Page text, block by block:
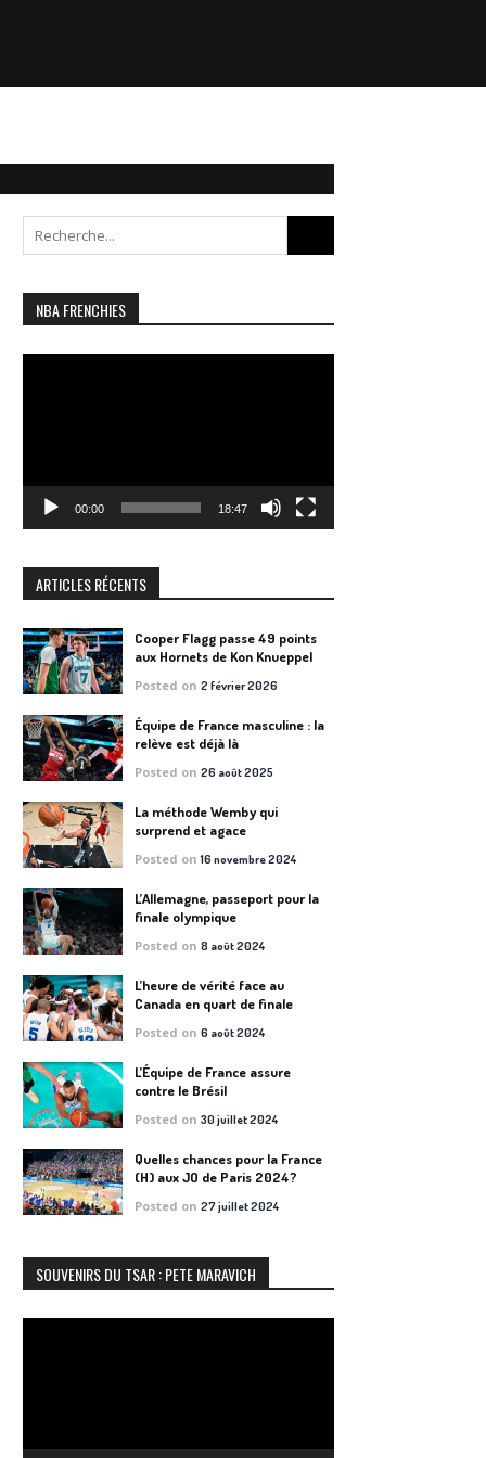
for:
NBA FRENCHIES
00:00 18:47
ARTICLES RÉCENTS
Cooper Flagg passe 49 points
aux Hornets de Kon Knueppel
Posted on2 février 2026
Équipe de France masculine : la
relève est déjà là
Posted on26 août 2025
La méthode Wemby qui
surprend et agace
Posted on16 novembre 2024
L’Allemagne, passeport pour la
finale olympique
Posted on8 août 2024
L’heure de vérité face au
Canada en quart de finale
Posted on6 août 2024
L’Équipe de France assure
contre le Brésil
Posted on30 juillet 2024
Quelles chances pour la France
(H) aux JO de Paris 2024?
Posted on27 juillet 2024
SOUVENIRS DU TSAR : PETE MARAVICH